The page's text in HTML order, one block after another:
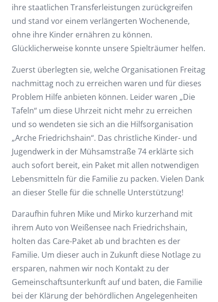
ihre staatlichen Transferleistungen zurückgreifen
und stand vor einem verlängerten Wochenende,
ohne ihre Kinder ernähren zu können.
Glücklicherweise konnte unsere Spielträumer helfen.
Zuerst überlegten sie, welche Organisationen Freitag
nachmittag noch zu erreichen waren und für dieses
Problem Hilfe anbieten können. Leider waren „Die
Tafeln“ um diese Uhrzeit nicht mehr zu erreichen
und so wendeten sie sich an die Hilfsorganisation
„Arche Friedrichshain“. Das christliche Kinder- und
Jugendwerk in der Mühsamstraße 74 erklärte sich
auch sofort bereit, ein Paket mit allen notwendigen
Lebensmitteln für die Familie zu packen. Vielen Dank
an dieser Stelle für die schnelle Unterstützung!
Daraufhin fuhren Mike und Mirko kurzerhand mit
ihrem Auto von Weißensee nach Friedrichshain,
holten das Care-Paket ab und brachten es der
Familie. Um dieser auch in Zukunft diese Notlage zu
ersparen, nahmen wir noch Kontakt zu der
Gemeinschaftsunterkunft auf und baten, die Familie
bei der Klärung der behördlichen Angelegenheiten